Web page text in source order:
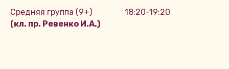
Средняя группа (9+)
(кл. пр. Ревенко И.А.)
18:20-19:20